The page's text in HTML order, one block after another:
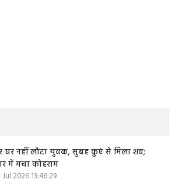
घर नहीं लौटा युवक, सुबह कुएं से मिला शव;
में मचा कोहराम
Jul 2026 13:46:29